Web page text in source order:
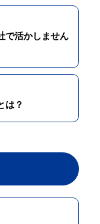
で活かしません
は？